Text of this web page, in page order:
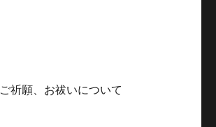
ご祈願、お祓いについて